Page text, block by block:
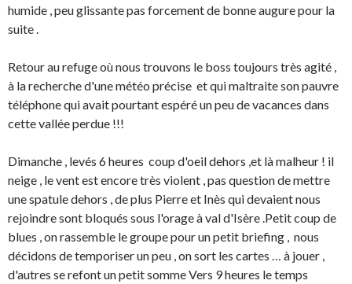
humide , peu glissante pas forcement de bonne augure pour la
suite .
Retour au refuge où nous trouvons le boss toujours très agité ,
à la recherche d'une météo précise et qui maltraite son pauvre
téléphone qui avait pourtant espéré un peu de vacances dans
cette vallée perdue !!!
Dimanche , levés 6 heures coup d'oeil dehors ,et là malheur ! il
neige , le vent est encore très violent , pas question de mettre
une spatule dehors , de plus Pierre et Inès qui devaient nous
rejoindre sont bloqués sous l'orage à val d'Isère .Petit coup de
blues , on rassemble le groupe pour un petit briefing , nous
décidons de temporiser un peu , on sort les cartes … à jouer ,
d'autres se refont un petit somme Vers 9 heures le temps